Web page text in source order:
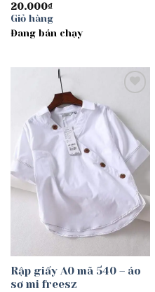
20.000₫
Giỏ hàng
Đang bán chạy
wishlist
Rập giấy A0 mã 540 – áo
sơ mi freesz